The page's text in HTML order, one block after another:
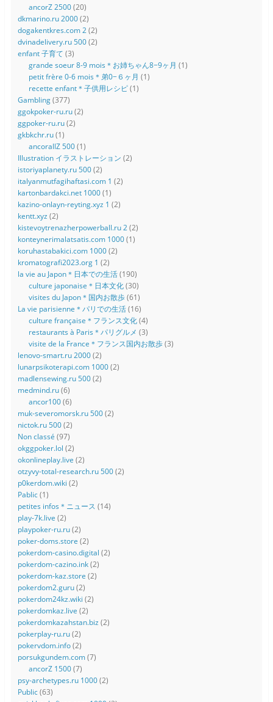
ancorZ 2500(20)
dkmarino.ru 2000(2)
dogakentkres.com 2(2)
dvinadelivery.ru 500(2)
enfant 子育て (3)
grande soeur 8-9 mois＊お姉ちゃん8−9ヶ月 (1)
petit frère 0-6 mois＊弟0−６ヶ月 (1)
recette enfant＊子供用レシピ(1)
Gambling(377)
ggokpoker-ru.ru(2)
ggpoker-ru.ru(2)
gkbkchr.ru(1)
ancorallZ 500(1)
Illustration イラストレーション (2)
istoriyaplanety.ru 500(2)
italyanmutfagihaftasi.com 1 (2)
kartonbardakci.net 1000(1)
kazino-onlayn-reyting.xyz 1 (2)
kentt.xyz (2)
kistevoytrenazherpowerball.ru 2(2)
konteynerimalatsatis.com 1000(1)
koruhastabakici.com 1000(2)
kromatografi2023.org 1 (2)
la vie au Japon＊日本での生活(190)
culture japonaise＊日本文化(30)
visites du Japon＊国内お散歩(61)
La vie parisienne＊パリでの生活(16)
culture française＊フランス文化(4)
restaurants à Paris＊パリグルメ (3)
visite de la France＊フランス国内お散歩(3)
lenovo-smart.ru 2000(2)
lunarpsikoterapi.com 1000(2)
madlensewing.ru 500(2)
medmind.ru(6)
ancor100(6)
muk-severomorsk.ru 500(2)
nictok.ru 500(2)
Non classé (97)
okggpoker.lol (2)
okonlineplay.live (2)
otzyvy-total-research.ru 500(2)
p0kerdom.wiki (2)
Pablic(1)
petites infos＊ニュース (14)
play-7k.live (2)
playpoker-ru.ru(2)
poker-doms.store (2)
pokerdom-casino.digital (2)
pokerdom-cazino.ink(2)
pokerdom-kaz.store (2)
pokerdom2.guru(2)
pokerdom24kz.wiki (2)
pokerdomkaz.live (2)
pokerdomkazahstan.biz (2)
pokerplay-ru.ru(2)
pokervdom.info(2)
porsukgundem.com(7)
ancorZ 1500(7)
psy-archetypes.ru 1000(2)
Public(63)